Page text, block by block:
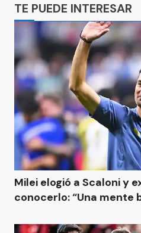
TE PUEDE INTERESAR
Milei elogió a Scaloni y
conocerlo: “Una mente